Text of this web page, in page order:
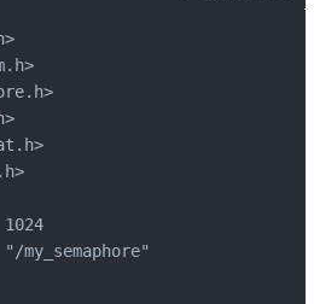
"/my_semaphore"